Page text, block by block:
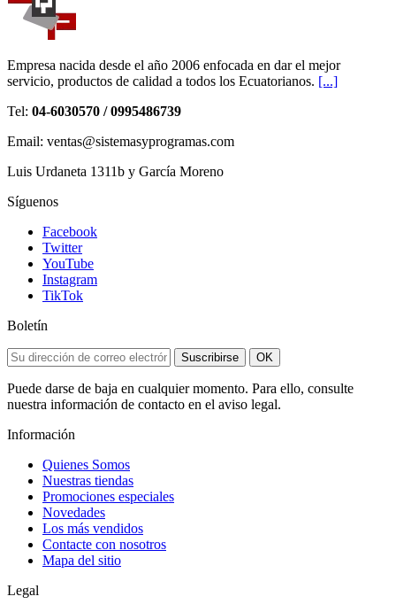
Empresa nacida desde el año 2006 enfocada en dar el mejor
servicio, productos de calidad a todos los Ecuatorianos. [...]
Tel: 04-6030570 / 0995486739
Email: ventas@sistemasyprogramas.com
Luis Urdaneta 1311b y García Moreno
Síguenos
Facebook
Twitter
YouTube
Instagram
TikTok
Boletín
Suscribirse OK
Puede darse de baja en cualquier momento. Para ello, consulte
nuestra información de contacto en el aviso legal.
Información
Quienes Somos
Nuestras tiendas
Promociones especiales
Novedades
Los más vendidos
Contacte con nosotros
Mapa del sitio
Legal